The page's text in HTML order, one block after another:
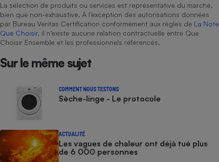
La sélection de produits ou services est représentative du marché,
bien que non-exhaustive. À l’exception des autorisations données
par Bureau Veritas Certification conformément aux règles de La Note
Que Choisir, il n’existe aucune relation contractuelle entre Que
Choisir Ensemble et les professionnels référencés.
Sur le même sujet
COMMENT NOUS TESTONS
Sèche-linge - Le protocole
ACTUALITÉ
Les vagues de chaleur ont déjà tué plus
de 6 000 personnes